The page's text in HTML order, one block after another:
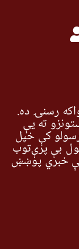
رسنۍ ده.
ته یې
کې خپل
بې پرې‌توب
خبري پوښښ